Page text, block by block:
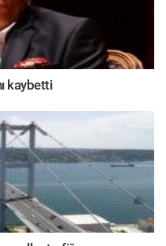
kaybetti